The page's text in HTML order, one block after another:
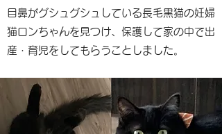
目鼻がグシュグシュしている長毛黒猫の妊婦
猫ロンちゃんを見つけ、保護して家の中で出
産・育児をしてもらうことしました。